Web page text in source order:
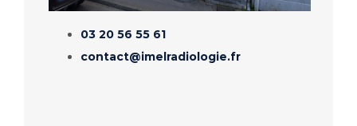
03 20 56 55 61
contact@imelradiologie.fr